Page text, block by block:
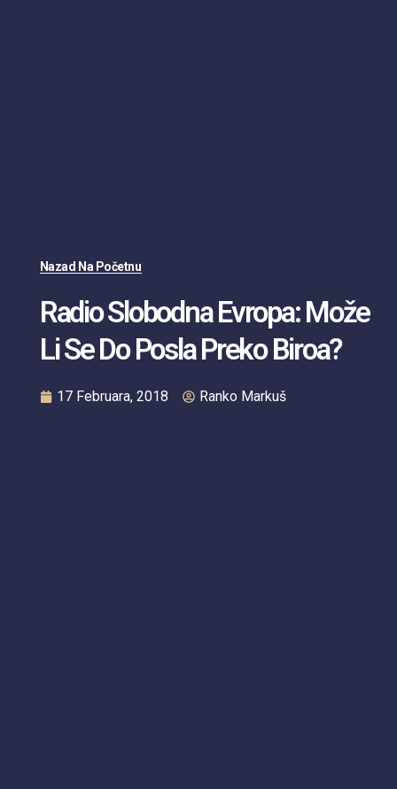
Nazad Na Početnu
Radio Slobodna Evropa: Može
Li Se Do Posla Preko Biroa?
17 Februara, 2018 Ranko Markuš